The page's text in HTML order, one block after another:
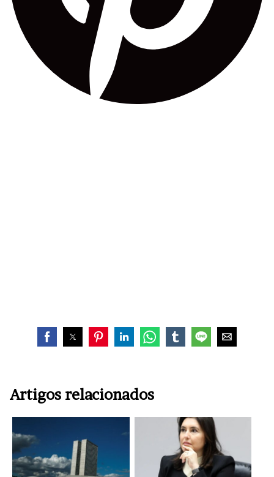
Artigos relacionados